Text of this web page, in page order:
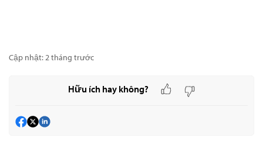
Cập nhật:2 tháng trước
Hữu ích hay không?